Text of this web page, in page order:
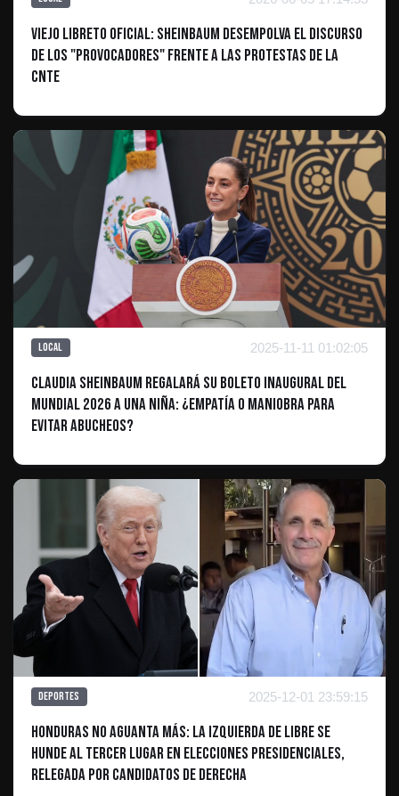
Viejo libreto oficial: Sheinbaum desempolva el discurso
de los "provocadores" frente a las protestas de la
CNTE
Local 2025-11-11 01:02:05
Claudia Sheinbaum Regalará su Boleto Inaugural del
Mundial 2026 a una Niña: ¿Empatía o Maniobra para
Evitar Abucheos?
Deportes 2025-12-01 23:59:15
Honduras no aguanta más: La izquierda de Libre se
hunde al tercer lugar en elecciones presidenciales,
relegada por candidatos de derecha